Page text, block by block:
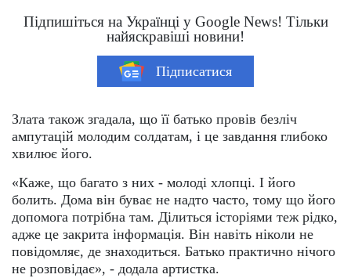
Підпишіться на Українці у Google News! Тільки
найяскравіші новини!
Підписатися
Злата також згадала, що її батько провів безліч
ампутацій молодим солдатам, і це завдання глибоко
хвилює його.
«Каже, що багато з них - молоді хлопці. І його
болить. Дома він буває не надто часто, тому що його
допомога потрібна там. Ділиться історіями теж рідко,
адже це закрита інформація. Він навіть ніколи не
повідомляє, де знаходиться. Батько практично нічого
не розповідає», - додала артистка.